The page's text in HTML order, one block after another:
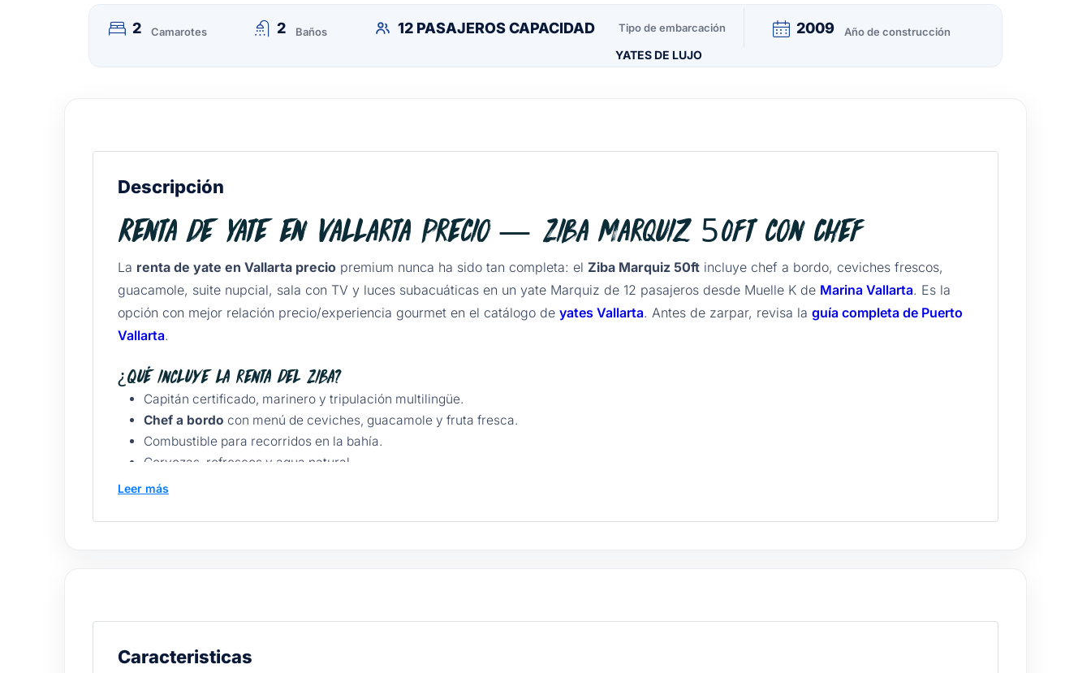
2 Camarotes 2 Baños 12 PASAJEROS CAPACIDAD Tipo de embarcación
YATES DE LUJO
2009 Año de construcción
Descripción
Renta de Yate en Vallarta Precio — Ziba Marquiz 50ft con Chef
La renta de yate en Vallarta precio premium nunca ha sido tan completa: el Ziba Marquiz 50ft incluye chef a bordo, ceviches frescos,
guacamole, suite nupcial, sala con TV y luces subacuáticas en un yate Marquiz de 12 pasajeros desde Muelle K de Marina Vallarta. Es la
opción con mejor relación precio/experiencia gourmet en el catálogo de yates Vallarta. Antes de zarpar, revisa la guía completa de Puerto
Vallarta.
¿Qué incluye la renta del Ziba?
Capitán certificado, marinero y tripulación multilingüe.
Chef a bordo con menú de ceviches, guacamole y fruta fresca.
Combustible para recorridos en la bahía.
Cervezas, refrescos y agua natural.
Cocina equipada y comedor exterior con AC.
Suite nupcial, sala con TV y luces subacuáticas.
4 horas
Desde $42,000
6 horas
Consultar
Leer más
Caracteristicas